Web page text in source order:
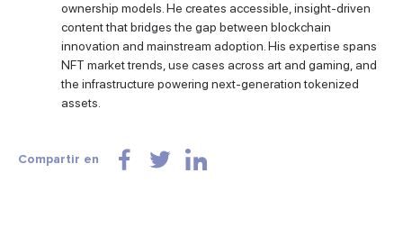
ownership models. He creates accessible, insight-driven
content that bridges the gap between blockchain
innovation and mainstream adoption. His expertise spans
NFT market trends, use cases across art and gaming, and
the infrastructure powering next-generation tokenized
assets.
Compartir en